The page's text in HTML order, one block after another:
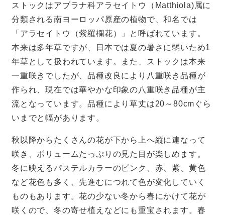
ストックはアブラナ科アラセイトウ（Matthiola)属に
分類される南ヨーロッパ原産の植物で、和名では
「アラセイトウ（紫羅欄花）」と呼ばれています。
本来は多年草ですが、日本では夏の暑さに弱いため1
年草として扱われています。また、ストックは本来
一重咲きでしたが、品種改良により八重咲き品種が
作られ、現在では華やかな印象の八重咲き品種が主
流となっています。品種により草丈は20～80cmぐら
いまでと幅があります。
秋以降からたくさんの花が下から上へ縦に連なって
咲き、ボリュームたっぷりの見た目が楽しめます。
冬に映えるパステルカラーのピンク、赤、紫、黄色
など花色も多く、先進むにつれて色が変化していく
ものもあります。花の少ない冬から春にかけて花が
咲くので、冬の寄せ植えなどにも重宝されます。春